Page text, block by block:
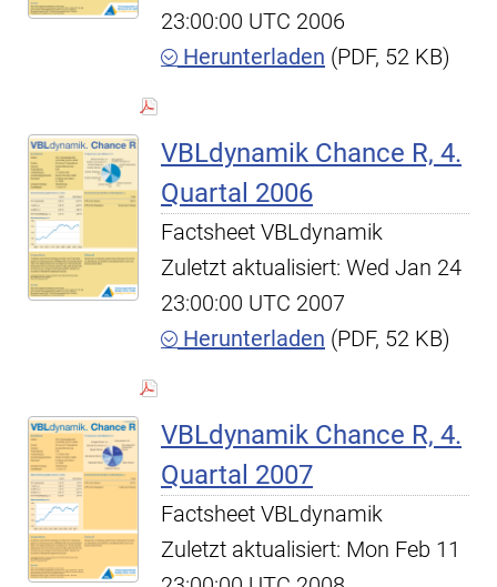
23:00:00 UTC 2006
Herunterladen (PDF, 52 KB)
VBLdynamik Chance R, 4.
Quartal 2006
Factsheet VBLdynamik
Zuletzt aktualisiert: Wed Jan 24
23:00:00 UTC 2007
Herunterladen (PDF, 52 KB)
VBLdynamik Chance R, 4.
Quartal 2007
Factsheet VBLdynamik
Zuletzt aktualisiert: Mon Feb 11